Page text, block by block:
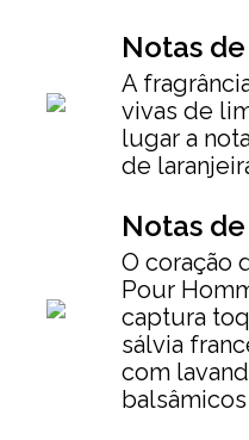
Notas
A
vivas de
lugar a
de
Notas
O coração
Pour
captura
sálvia
com